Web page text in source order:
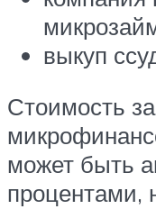
выкуп
Стоимость
может быть
процентами,